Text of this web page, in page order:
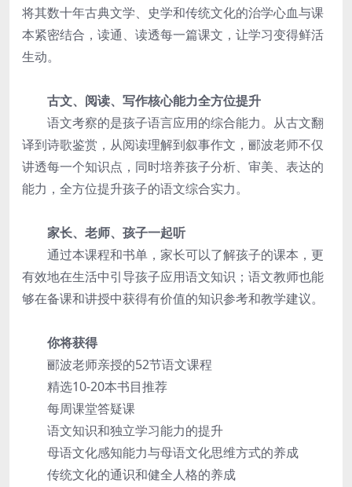
将其数十年古典文学、史学和传统文化的治学心血与课
本紧密结合，读通、读透每一篇课文，让学习变得鲜活
生动。
古文、阅读、写作核心能力全方位提升
语文考察的是孩子语言应用的综合能力。从古文翻
译到诗歌鉴赏，从阅读理解到叙事作文，郦波老师不仅
讲透每一个知识点，同时培养孩子分析、审美、表达的
能力，全方位提升孩子的语文综合实力。
家长、老师、孩子一起听
通过本课程和书单，家长可以了解孩子的课本，更
有效地在生活中引导孩子应用语文知识；语文教师也能
够在备课和讲授中获得有价值的知识参考和教学建议。
你将获得
郦波老师亲授的52节语文课程
精选10-20本书目推荐
每周课堂答疑课
语文知识和独立学习能力的提升
母语文化感知能力与母语文化思维方式的养成
传统文化的通识和健全人格的养成